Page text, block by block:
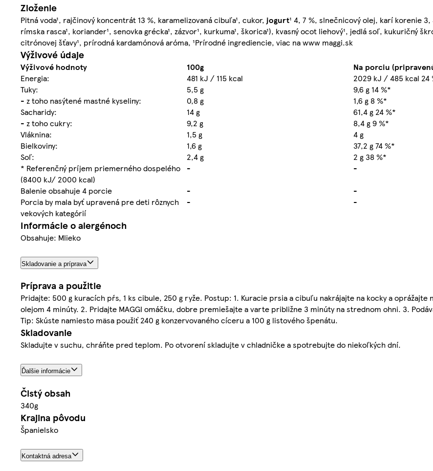
Zloženie
Pitná voda¹, rajčinový koncentrát 13 %, karamelizovaná cibuľa¹, cukor, jogurt¹ 4, 7 %, slnečnicový olej, karí korenie 3,
rímska rasca¹, koriander¹, senovka grécka¹, zázvor¹, kurkuma¹, škorica¹), kvasný ocot liehový¹, jedlá soľ, kukuričný
citrónovej šťavy¹, prírodná kardamónová aróma, ¹Prírodné ingrediencie, viac na www maggi.sk
Výživové údaje
Výživové hodnoty 100g
Na porciu
Energia:
481 kJ / 115 kcal
2029 kJ / 485 kcal 24
Tuky:
5,5 g
9,6 g 14 %*
- z toho nasýtené mastné kyseliny:
0,8 g
1,6 g 8 %*
Sacharidy:
14 g
61,4 g 24 %*
- z toho cukry:
9,2 g
8,4 g 9 %*
Vláknina:
1,5 g
4 g
Bielkoviny:
1,6 g
37,2 g 74 %*
Soľ:
2,4 g
2 g 38 %*
* Referenčný príjem priemerného dospelého
(8400 kJ/ 2000 kcal)
-
-
Balenie obsahuje 4 porcie
-
-
Porcia by mala byť upravená pre deti rôznych
vekových kategórií
- -
Informácie o alergénoch
Obsahuje: Mlieko
Skladovanie a príprava
Príprava a použitie
Pridajte: 500 g kuracích pŕs, 1 ks cibule, 250 g ryže. Postup: 1. Kuracie prsia a cibuľu nakrájajte na kocky a oprážajte
olejom 4 minúty. 2. Pridajte MAGGI omáčku, dobre premiešajte a varte približne 3 minúty na strednom ohni. 3.
Tip: Skúste namiesto mäsa použiť 240 g konzervovaného cíceru a 100 g listového špenátu.
Skladovanie
Skladujte v suchu, chráňte pred teplom. Po otvorení skladujte v chladničke a spotrebujte do niekoľkých dní.
Ďalšie informácie
Čistý obsah
340g
Krajina pôvodu
Španielsko
Kontaktná adresa